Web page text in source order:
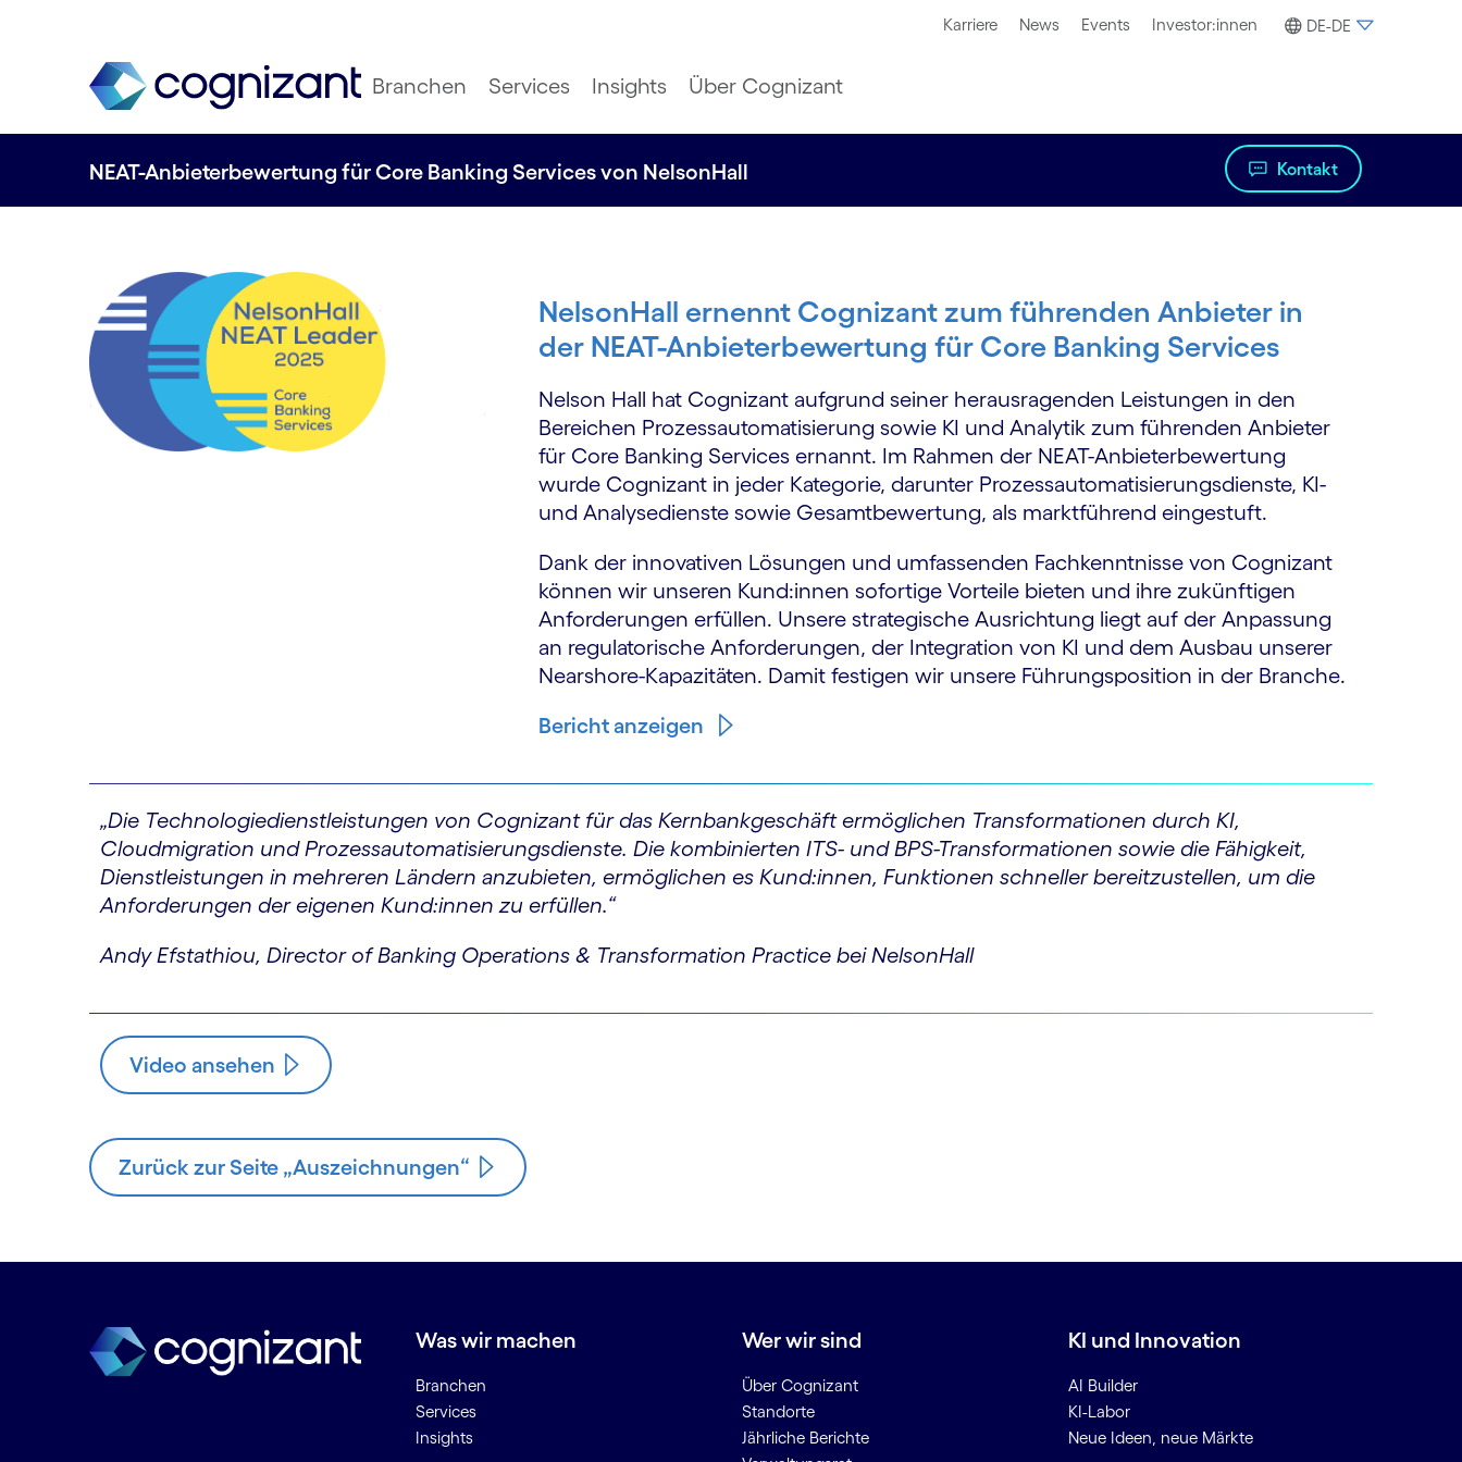
Karriere News Events Investor:innen DE-DE
Branchen Services Insights Über Cognizant
NEAT-Anbieterbewertung für Core Banking Services von NelsonHall Kontakt
NelsonHall ernennt Cognizant zum führenden Anbieter in
der NEAT-Anbieterbewertung für Core Banking Services
Nelson Hall hat Cognizant aufgrund seiner herausragenden Leistungen in den
Bereichen Prozessautomatisierung sowie KI und Analytik zum führenden Anbieter
für Core Banking Services ernannt. Im Rahmen der NEAT-Anbieterbewertung
wurde Cognizant in jeder Kategorie, darunter Prozessautomatisierungsdienste, KI-
und Analysedienste sowie Gesamtbewertung, als marktführend eingestuft.
Dank der innovativen Lösungen und umfassenden Fachkenntnisse von Cognizant
können wir unseren Kund:innen sofortige Vorteile bieten und ihre zukünftigen
Anforderungen erfüllen. Unsere strategische Ausrichtung liegt auf der Anpassung
an regulatorische Anforderungen, der Integration von KI und dem Ausbau unserer
Nearshore-Kapazitäten. Damit festigen wir unsere Führungsposition in der Branche.
Bericht anzeigen
„Die Technologiedienstleistungen von Cognizant für das Kernbankgeschäft ermöglichen Transformationen durch KI,
Cloudmigration und Prozessautomatisierungsdienste. Die kombinierten ITS- und BPS-Transformationen sowie die Fähigkeit,
Dienstleistungen in mehreren Ländern anzubieten, ermöglichen es Kund:innen, Funktionen schneller bereitzustellen, um die
Anforderungen der eigenen Kund:innen zu erfüllen.“
Andy Efstathiou, Director of Banking Operations & Transformation Practice bei NelsonHall
Video ansehen
Zurück zur Seite „Auszeichnungen“
Was wir machen
Branchen
Services
Insights
Wer wir sind
Über Cognizant
Standorte
Jährliche Berichte
KI und Innovation
AI Builder
KI-Labor
Neue Ideen, neue Märkte